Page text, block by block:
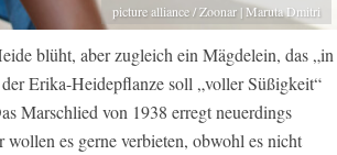
picture alliance / Zoonar | Maruta Dmitri
blüht, aber zugleich ein Mägdelein, das „in
Erika-Heidepflanze soll „voller Süßigkeit“
Marschlied von 1938 erregt neuerdings
es gerne verbieten, obwohl es nicht